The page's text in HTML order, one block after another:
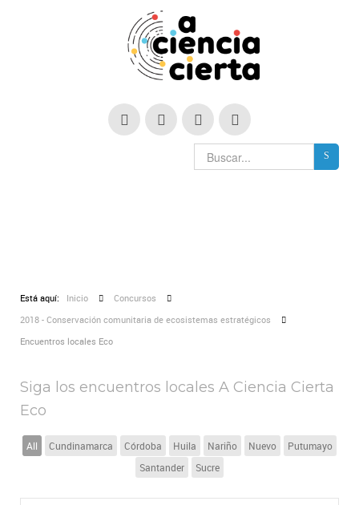
Está aquí: Inicio
Concursos
2018 - Conservación comunitaria de ecosistemas estratégicos
Encuentros locales Eco
Siga los encuentros locales A Ciencia Cierta
Eco
All Cundinamarca Córdoba Huila Nariño Nuevo
Putumayo
Santander
Sucre